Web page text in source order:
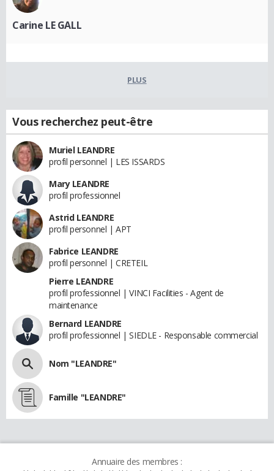
Carine LE GALL
PLUS
Vous recherchez peut-être
Muriel LEANDRE
profil personnel | LES ISSARDS
Mary LEANDRE
profil professionnel
Astrid LEANDRE
profil personnel | APT
Fabrice LEANDRE
profil personnel | CRETEIL
Pierre LEANDRE
profil professionnel | VINCI Facilities - Agent de
maintenance
Bernard LEANDRE
profil professionnel | SIEDLE - Responsable commercial
Nom "LEANDRE"
Famille "LEANDRE"
Annuaire des membres :